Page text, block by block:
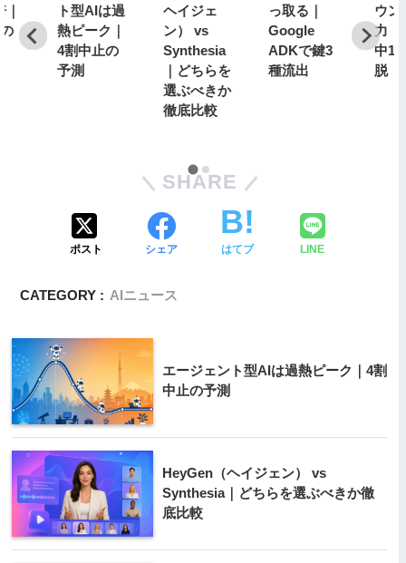
ト型AIは過
熱ピーク｜
4割中止の
予測
ヘイジェ
ン） vs
Synthesia
｜どちらを
選ぶべきか
徹底比較
っ取る｜
Google
ADKで鍵3
種流出
ウン
力｜
中19
脱
SHARE
ポスト シェア はてブ LINE
CATEGORY : AIニュース
エージェント型AIは過熱ピーク｜4割
中止の予測
HeyGen（ヘイジェン） vs
Synthesia｜どちらを選ぶべきか徹
底比較